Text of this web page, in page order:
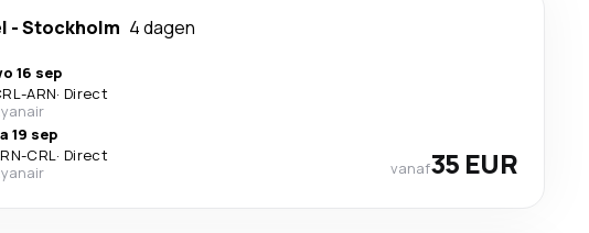
-Stockholm 4 dagen
16 sep
-ARN· Direct
19 sep
-CRL· Direct
vanaf35 EUR